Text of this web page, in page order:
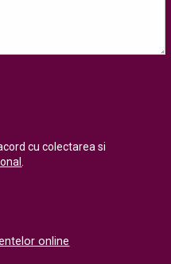
cu colectarea si
online